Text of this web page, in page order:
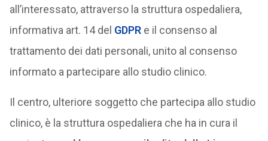
all’interessato, attraverso la struttura ospedaliera,
informativa art. 14 del GDPRe il consenso al
trattamento dei dati personali, unito al consenso
informato a partecipare allo studio clinico.
Il centro, ulteriore soggetto che partecipa allo studio
clinico, è la struttura ospedaliera che ha in cura il